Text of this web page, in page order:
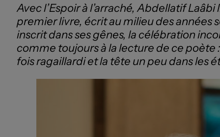
Avec l’Espoir à l’arraché, Abdellatif
premier livre, écrit au milieu des années
inscrit dans ses gênes, la célébration
comme toujours à la lecture de ce poète
fois ragaillardi et la tête un peu dans les